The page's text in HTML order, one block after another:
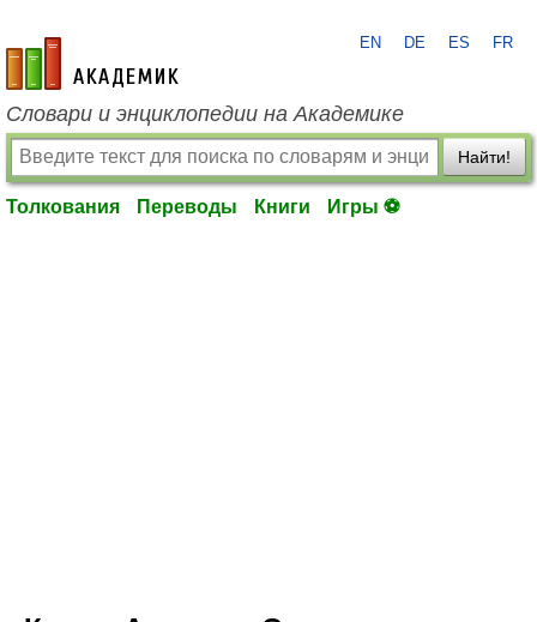
academic.ru
EN DE ES FR
Словари и энциклопедии на Академике
Найти!
Толкования Переводы Книги Игры ⚽